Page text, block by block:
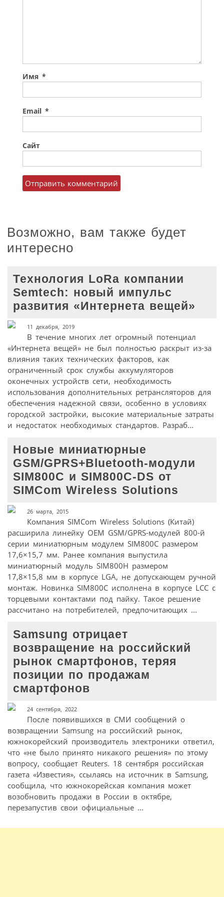
Имя *
Email *
Сайт
Возможно, вам также будет
интересно
Технология LoRa компании
Semtech: новый импульс
развития «Интернета вещей»
11 декабря, 2019
В течение многих лет огромный потенциал
«Интернета вещей» не был полностью раскрыт из-за
влияния таких технических факторов, как
ограниченный срок службы аккумуляторов
оконечных устройств сети, необходимость
использования дополнительных ретрансляторов для
обеспечения надежной связи, особенно в условиях
городской застройки, высокие материальные затраты
и недостаток необходимых стандартов. Разраб...
Новые миниатюрные
GSM/GPRS+Bluetooth-модули
SIM800C и SIM800C-DS от
SIMCom Wireless Solutions
26 марта, 2015
Компания SIMCom Wireless Solutions (Китай)
расширила линейку OEM GSM/GPRS-модулей 800-й
серии миниатюрным модулем SIM800C размером
17,6×15,7 мм. Ранее компания выпустила
миниатюрный модуль SIM800H размером
17,8×15,8 мм в корпусе LGA, не допускающем ручной
монтаж. Новинка SIM800C исполнена в корпусе LCC с
торцевыми контактами под пайку. Такое решение
рассчитано на потребителей, предпочитающих ...
Samsung отрицает
возвращение на российский
рынок смартфонов, теряя
позиции по продажам
смартфонов
24 сентября, 2022
После появившихся в СМИ сообщений о
возвращении Samsung на российский рынок,
южнокорейский производитель электроники ответил,
что «не было принято никакого решения» по этому
вопросу, сообщает Reuters. 18 сентября российская
газета «Известия», ссылаясь на источник в Samsung,
сообщила, что южнокорейская компания может
возобновить продажи в России в октябре,
перезапустив свои официальные ...